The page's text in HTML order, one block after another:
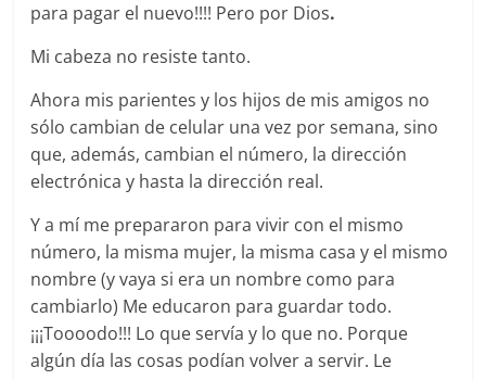
para pagar el nuevo!!!! Pero por Dios.
Mi cabeza no resiste tanto.
Ahora mis parientes y los hijos de mis amigos no
sólo cambian de celular una vez por semana, sino
que, además, cambian el número, la dirección
electrónica y hasta la dirección real.
Y a mí me prepararon para vivir con el mismo
número, la misma mujer, la misma casa y el mismo
nombre (y vaya si era un nombre como para
cambiarlo) Me educaron para guardar todo.
¡¡¡Toooodo!!! Lo que servía y lo que no. Porque
algún día las cosas podían volver a servir. Le